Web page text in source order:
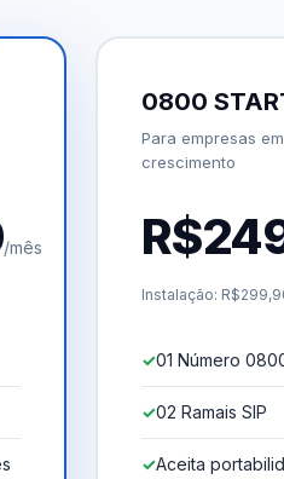
/mês
0800
Para empresas em
crescimento
Instalação:
01 Número
02 Ramais SIP
Aceita